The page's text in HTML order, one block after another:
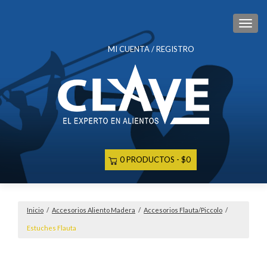
MI CUENTA / REGISTRO
0 PRODUCTOS $0
Inicio / Accesorios Aliento Madera / Accesorios Flauta/Piccolo /
Estuches Flauta